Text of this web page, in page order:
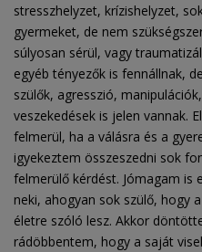
stresszhelyzet, krízishelyzet,
gyermeket, de nem
súlyosan sérül, vagy
egyéb tényezők is fennállnak,
szülők, agresszió,
veszekedések is jelen vannak.
felmerül, ha a válásra és a
igyekeztem összeszedni sok
felmerülő kérdést. Jómagam is
neki, ahogyan sok szülő, hogy
életre szóló lesz. Akkor
rádöbbentem, hogy a saját